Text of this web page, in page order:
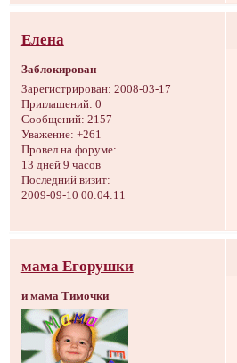
Елена
Заблокирован
Зарегистрирован: 2008-03-17
Приглашений: 0
Сообщений: 2157
Уважение: +261
Провел на форуме:
13 дней 9 часов
Последний визит:
2009-09-10 00:04:11
мама Егорушки
и мама Тимочки